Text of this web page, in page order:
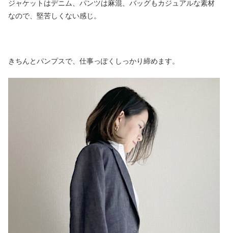
ジャケットはデニム、パンツは麻混、バッグもカジュアルな素材
なので、堅苦しくない感じ。
きちんとパンプスで、仕事っぽくしっかり締めます。